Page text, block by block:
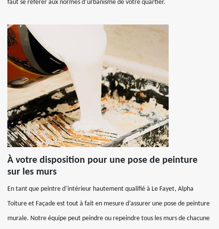
faut se référer aux normes d’urbanisme de votre quartier.
À votre disposition pour une pose de peinture
sur les murs
En tant que peintre d’intérieur hautement qualifié à Le Fayet, Alpha
Toiture et Façade est tout à fait en mesure d’assurer une pose de peinture
murale. Notre équipe peut peindre ou repeindre tous les murs de chacune